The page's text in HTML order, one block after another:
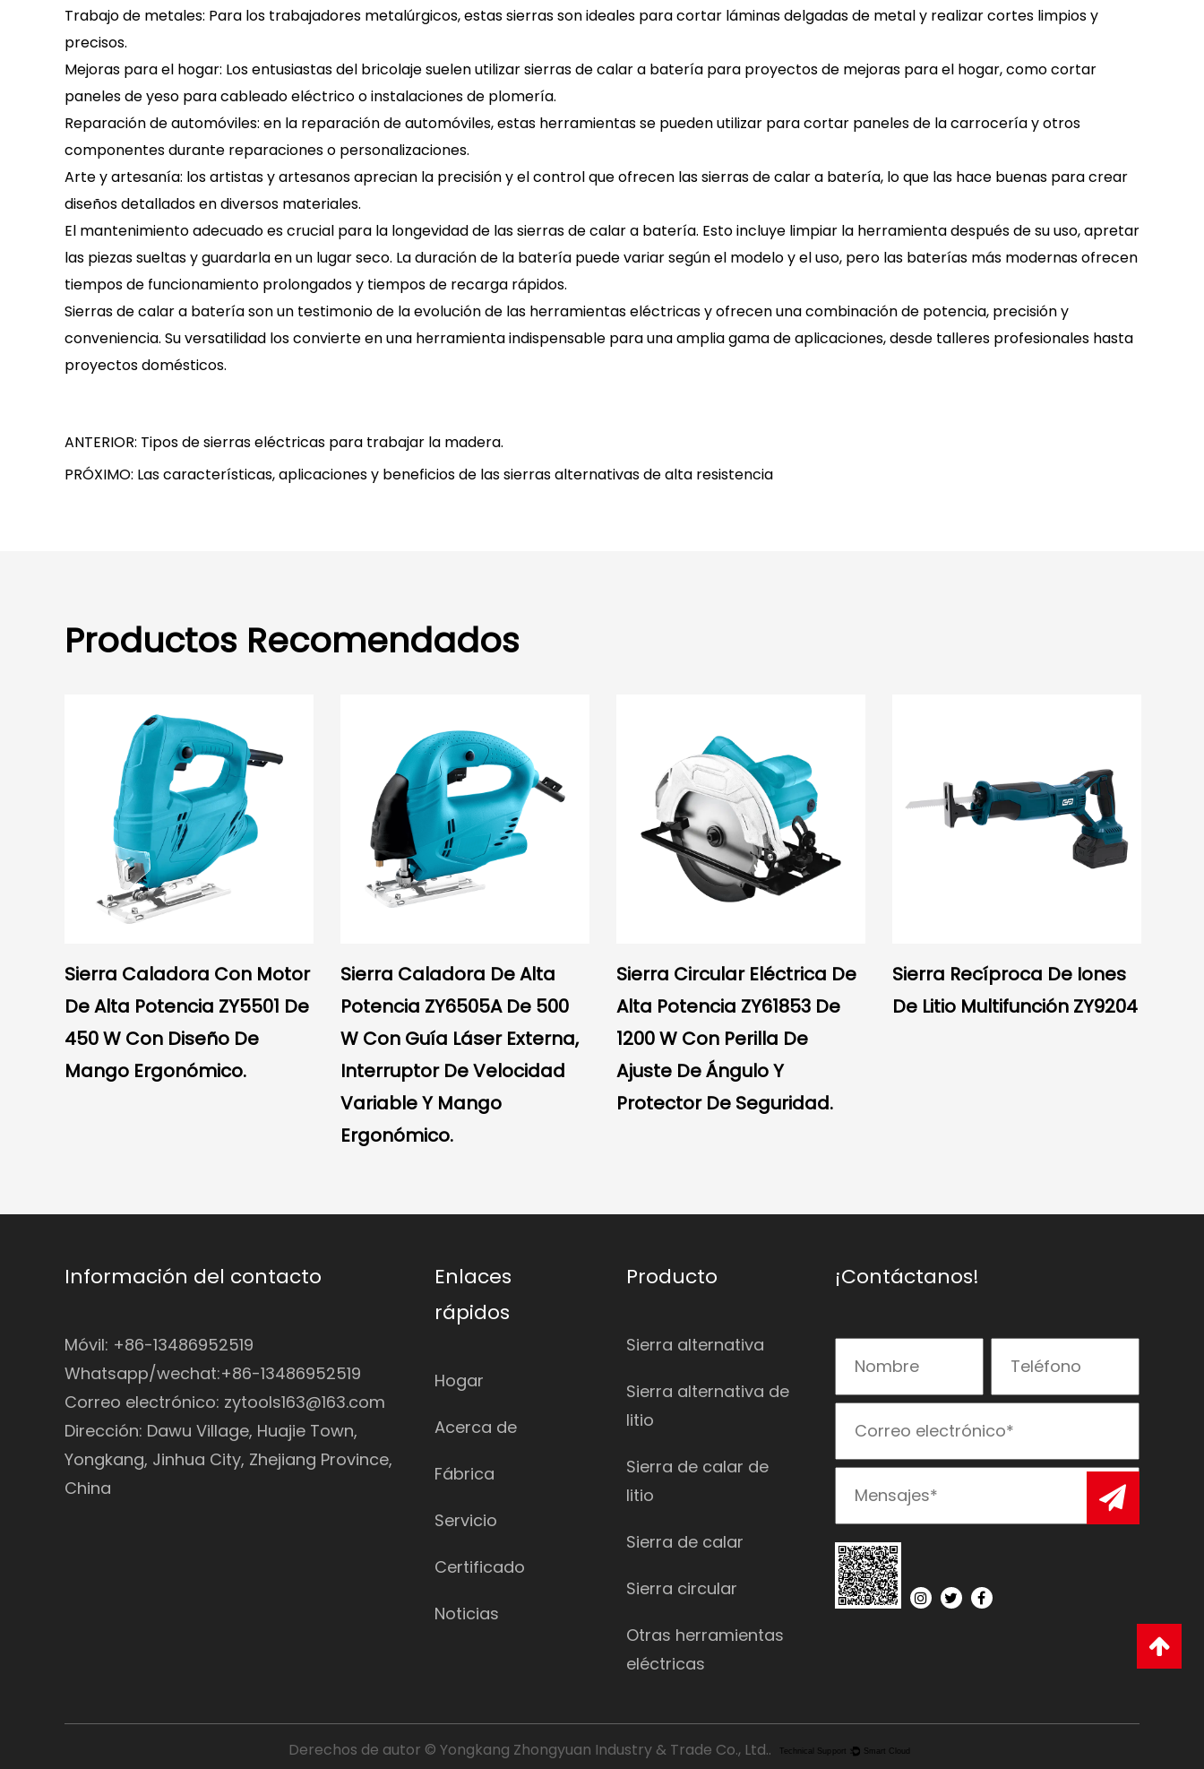
Trabajo de metales: Para los trabajadores metalúrgicos, estas sierras son ideales para cortar láminas delgadas de metal y realizar cortes limpios y
precisos.
Mejoras para el hogar: Los entusiastas del bricolaje suelen utilizar sierras de calar a batería para proyectos de mejoras para el hogar, como cortar
paneles de yeso para cableado eléctrico o instalaciones de plomería.
Reparación de automóviles: en la reparación de automóviles, estas herramientas se pueden utilizar para cortar paneles de la carrocería y otros
componentes durante reparaciones o personalizaciones.
Arte y artesanía: los artistas y artesanos aprecian la precisión y el control que ofrecen las sierras de calar a batería, lo que las hace buenas para crear
diseños detallados en diversos materiales.
El mantenimiento adecuado es crucial para la longevidad de las sierras de calar a batería. Esto incluye limpiar la herramienta después de su uso, apretar
las piezas sueltas y guardarla en un lugar seco. La duración de la batería puede variar según el modelo y el uso, pero las baterías más modernas ofrecen
tiempos de funcionamiento prolongados y tiempos de recarga rápidos.
Sierras de calar a bateríason un testimonio de la evolución de las herramientas eléctricas y ofrecen una combinación de potencia, precisión y
conveniencia. Su versatilidad los convierte en una herramienta indispensable para una amplia gama de aplicaciones, desde talleres profesionales hasta
proyectos domésticos.
ANTERIOR: Tipos de sierras eléctricas para trabajar la madera.
PRÓXIMO: Las características, aplicaciones y beneficios de las sierras alternativas de alta resistencia
Productos Recomendados
Sierra Caladora Con Motor
De Alta Potencia ZY5501 De
450 W Con Diseño De
Mango Ergonómico.
Sierra Caladora De Alta
Potencia ZY6505A De 500
W Con Guía Láser Externa,
Interruptor De Velocidad
Variable Y Mango
Ergonómico.
Sierra Circular Eléctrica De
Alta Potencia ZY61853 De
1200 W Con Perilla De
Ajuste De Ángulo Y
Protector De Seguridad.
Sierra Recíproca De Iones
De Litio Multifunción ZY9204
Información del contacto
Móvil: +86-13486952519
Whatsapp/wechat:+86-13486952519
Correo electrónico: zytools163@163.com
Dirección: Dawu Village, Huajie Town,
Yongkang, Jinhua City, Zhejiang Province,
China
Enlaces
rápidos
Hogar
Acerca de
Fábrica
Servicio
Certificado
Noticias
Producto
Sierra alternativa
Sierra alternativa de
litio
Sierra de calar de
litio
Sierra de calar
Sierra circular
Otras herramientas
eléctricas
¡Contáctanos!
Derechos de autor © Yongkang Zhongyuan Industry & Trade Co., Ltd..